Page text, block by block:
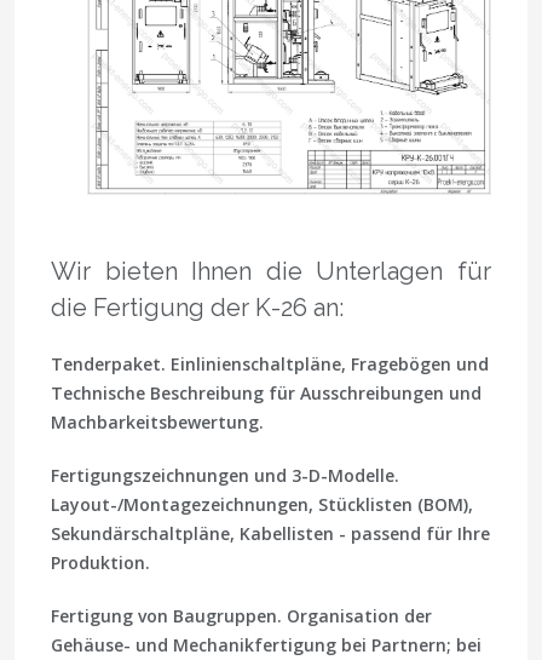
Wir bieten Ihnen die Unterlagen für
die Fertigung der K-26 an:
Tenderpaket. Einlinienschaltpläne, Fragebögen und
Technische Beschreibung für Ausschreibungen und
Machbarkeitsbewertung.
Fertigungszeichnungen und 3-D-Modelle.
Layout-/Montagezeichnungen, Stücklisten (BOM),
Sekundärschaltpläne, Kabellisten - passend für Ihre
Produktion.
Fertigung von Baugruppen. Organisation der
Gehäuse- und Mechanikfertigung bei Partnern; bei